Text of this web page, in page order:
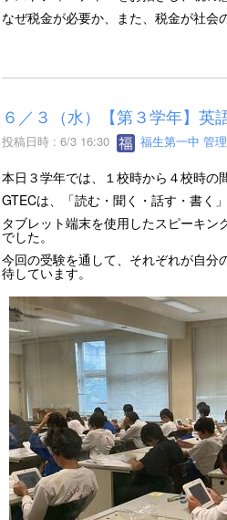
なぜ税金が必要か、また、税金が社会
６／３（水）【第３学年】英
投稿日時 : 6/3 16:30 福生第一中 管
本日３学年では、１校時から４校時の
GTECは、「読む・聞く・話す・書く
タブレット端末を使用したスピーキ
でした。
今回の受験を通して、それぞれが自分
待しています。